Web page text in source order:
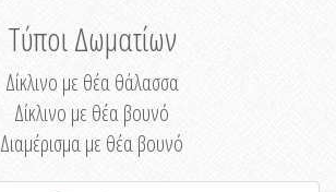
Τύποι Δωματίων
Δίκλινο με θέα θάλασσα
Δίκλινο με θέα βουνό
Διαμέρισμα με θέα βουνό